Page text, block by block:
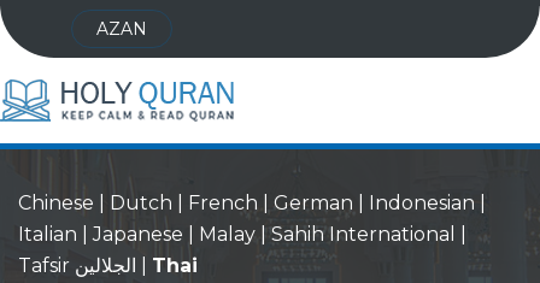
AZAN
Chinese Dutch French German Indonesian
Italian |Japanese Malay Sahih International
Tafsir الجلالين
Thai